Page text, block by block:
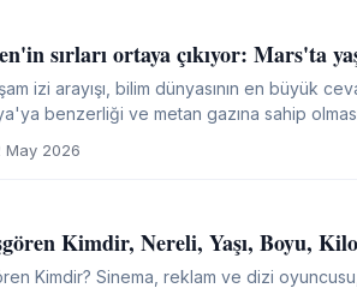
sırları ortaya çıkıyor: Mars'ta
izi arayışı, bilim dünyasının en büyük
benzerliği ve metan gazına sahip
devam eden çalışmalar sonucunda...
May 2026
Kimdir, Nereli, Yaşı, Boyu,
Kimdir? Sinema, reklam ve dizi